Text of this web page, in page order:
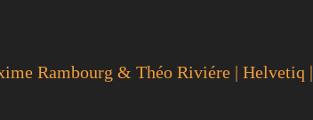
Rambourg & Théo Riviére | Helvetiq |